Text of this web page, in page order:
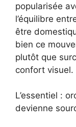
popularisée
l’équilibre
être
bien ce
plutôt que
confort visuel.
L’essentiel :
devienne